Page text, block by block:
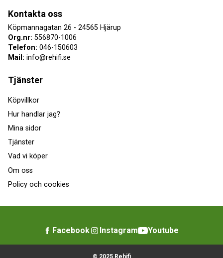
Kontakta oss
Köpmannagatan 26 - 24565 Hjärup
Org.nr: 556870-1006
Telefon: 046-150603
Mail: info@rehifi.se
Tjänster
Köpvillkor
Hur handlar jag?
Mina sidor
Tjänster
Vad vi köper
Om oss
Policy och cookies
Facebook Instagram Youtube
© 2025 Rehifi